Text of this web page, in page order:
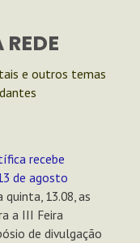
e outros temas
recebe
de agosto
13.08, as
a III Feira
de divulgação